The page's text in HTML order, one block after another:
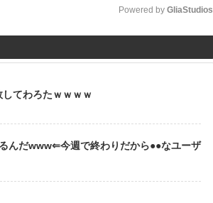
Powered by GliaStudios
てわろたｗｗｗｗ
んだwww⇐今週で終わりだから●●なユーザ